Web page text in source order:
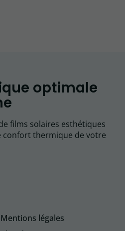
optimale
films solaires esthétiques
thermique de votre
Mentions légales